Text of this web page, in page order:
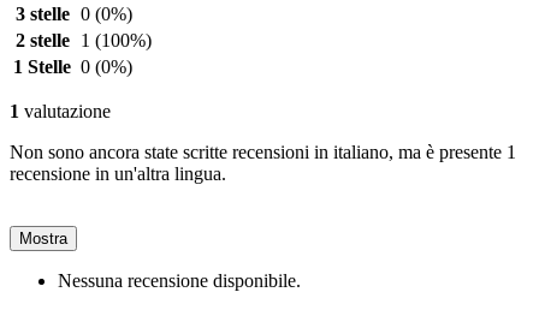
3 stelle 0 (0%)
2 stelle
1 (100%)
1 Stelle 0 (0%)
1 valutazione
Non sono ancora state scritte recensioni in italiano, ma è presente 1
recensione in un'altra lingua.
Mostra
Nessuna recensione disponibile.